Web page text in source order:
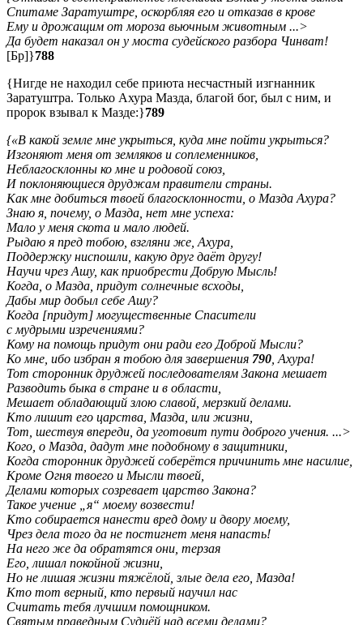
Спитаме Заратуштре, оскорбляя его и отказав в крове
Ему и дрожащим от мороза вьючным животным ...>
Да будет наказал он у моста судейского разбора Чинват!
[Бр]}788
{Нигде не находил себе приюта несчастный изгнанник
Заратуштра. Только Ахура Мазда, благой бог, был с ним, и
пророк взывал к Мазде:}789
{«В какой земле мне укрыться, куда мне пойти укрыться?
Изгоняют меня от земляков и соплеменников,
Неблагосклонны ко мне и родовой союз,
И поклоняющиеся друджам правители страны.
Как мне добиться твоей благосклонности, о Мазда Ахура?
Знаю я, почему, о Мазда, нет мне успеха:
Мало у меня скота и мало людей.
Рыдаю я пред тобою, взгляни же, Ахура,
Поддержку ниспошли, какую друг даёт другу!
Научи чрез Ашу, как приобрести Добрую Мысль!
Когда, о Мазда, придут солнечные всходы,
Дабы мир добыл себе Ашу?
Когда [придут] могущественные Спасители
с мудрыми изречениями?
Кому на помощь придут они ради его Доброй Мысли?
Ко мне, ибо избран я тобою для завершения 790 , Ахура!
Тот сторонник друджей последователям Закона мешает
Разводить быка в стране и в области,
Мешает обладающий злою славой, мерзкий делами.
Кто лишит его царства, Мазда, или жизни,
Тот, шествуя впереди, да уготовит пути доброго учения. ...>
Кого, о Мазда, дадут мне подобному в защитники,
Когда сторонник друджей соберётся причинить мне насилие,
Кроме Огня твоего и Мысли твоей,
Делами которых созревает царство Закона?
Такое учение „я“ моему возвести!
Кто собирается нанести вред дому и двору моему,
Чрез дела того да не постигнет меня напасть!
На него же да обратятся они, терзая
Его, лишал покойной жизни,
Но не лишая жизни тяжёлой, злые дела его, Мазда!
Кто тот верный, кто первый научил нас
Считать тебя лучшим помощником.
Святым праведным Судиёй над всеми делами?